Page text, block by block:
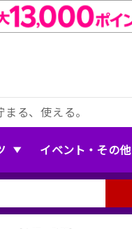
る、使える。
イベント・その他